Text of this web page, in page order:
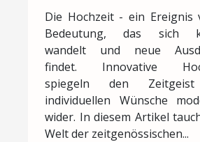
Die Hochzeit - ein Ereignis
Bedeutung, das sich
wandelt und neue
findet. Innovative
spiegeln den
individuellen Wünsche
wider. In diesem Artikel
Welt der zeitgenössischen...